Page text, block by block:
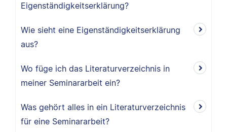
Eigenständigkeitserklärung?
Wie sieht eine Eigenständigkeitserklärung
aus?
Wo füge ich das Literaturverzeichnis in
meiner Seminararbeit ein?
Was gehört alles in ein Literaturverzeichnis
für eine Seminararbeit?